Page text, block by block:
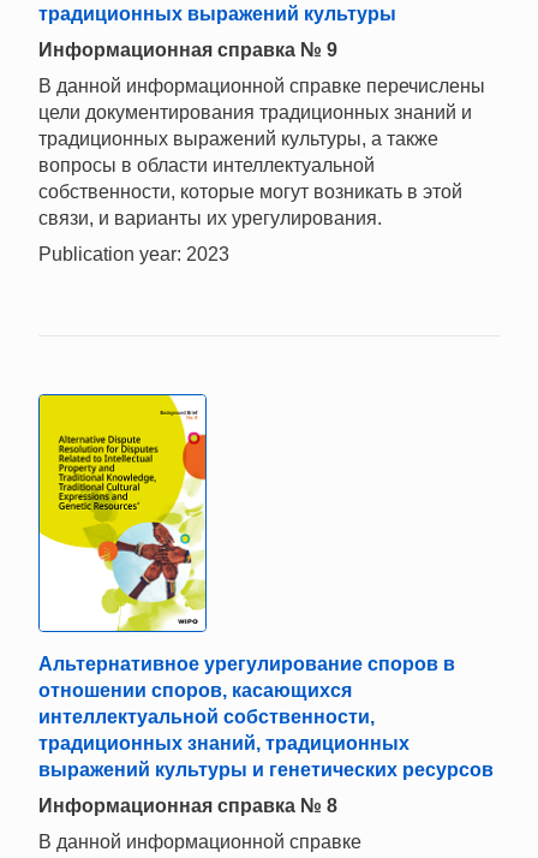
традиционных выражений культуры
Информационная справка № 9
В данной информационной справке перечислены
цели документирования традиционных знаний и
традиционных выражений культуры, а также
вопросы в области интеллектуальной
собственности, которые могут возникать в этой
связи, и варианты их урегулирования.
Publication year: 2023
Альтернативное урегулирование споров в
отношении споров, касающихся
интеллектуальной собственности,
традиционных знаний, традиционных
выражений культуры и генетических ресурсов
Информационная справка № 8
В данной информационной справке